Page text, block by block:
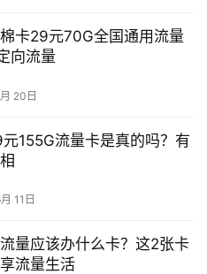
卡29元70G全国通用流量
向流量
20日
155G流量卡是真的吗？有
11日
量应该办什么卡？这2张卡
流量生活